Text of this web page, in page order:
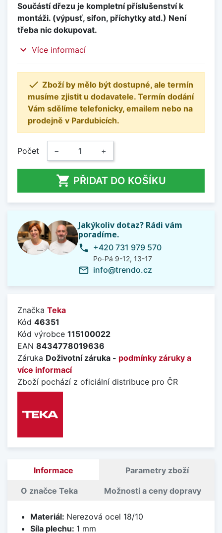
Součástí dřezu je kompletní příslušenství k
montáži. (výpusť, sifon, příchytky atd.) Není
třeba nic dokupovat.
expand_more Více informací
 Zboží by mělo být dostupné, ale termín
musíme zjistit u dodavatele. Termín dodání
Vám sdělíme telefonicky, emailem nebo na
prodejně v Pardubicích.
Počet − +
 PŘIDAT DO KOŠÍKU
Jakýkoliv dotaz? Rádi vám
poradíme.
phone +420 731 979 570
Po-Pá 9-12, 13-17
mail_outline info@trendo.cz
Značka Teka
Kód 46351
Kód výrobce 115100022
EAN 8434778019636
Záruka Doživotní záruka - podmínky záruky a
více informací
Zboží pochází z oficiální distribuce pro ČR
Informace Parametry zboží
O značce Teka Možnosti a ceny dopravy
Materiál: Nerezová ocel 18/10
Síla plechu: 1 mm